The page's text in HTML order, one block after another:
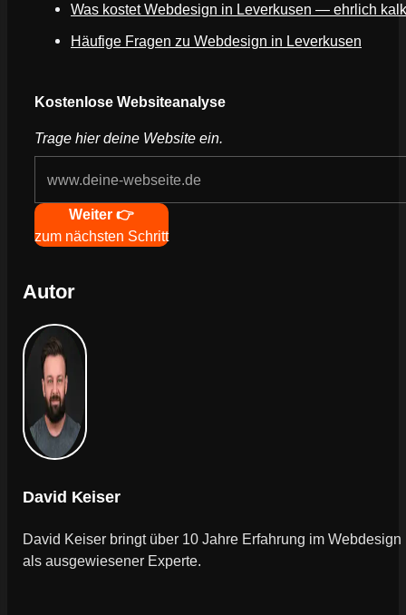
Was kostet Webdesign in Leverkusen — ehrlich
Häufige Fragen zu Webdesign in Leverkusen
Kostenlose Websiteanalyse
Trage hier deine Website ein.
Weiter 👉
zum nächsten Schritt
Autor
David Keiser
David Keiser bringt über 10 Jahre Erfahrung im
als ausgewiesener Experte.